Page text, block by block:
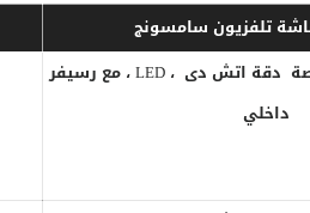
تلفزيون سامسونج
شاشة سامسونج 43 بوصة دقة اتش دى ، LED ، مع رسيفر
داخلي